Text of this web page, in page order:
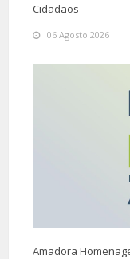
Cidadãos
06 Agosto 2026
Amadora